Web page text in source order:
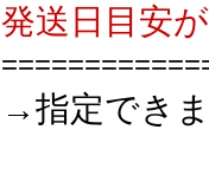
発送日目安
→指定でき